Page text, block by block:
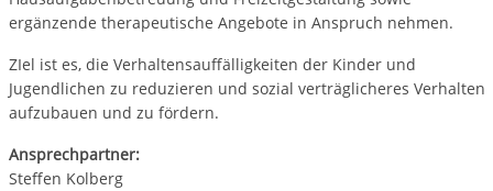
ergänzende therapeutische Angebote in Anspruch nehmen.
ZIel ist es, die Verhaltensauffälligkeiten der Kinder und
Jugendlichen zu reduzieren und sozial verträglicheres Verhalten
aufzubauen und zu fördern.
Ansprechpartner:
Steffen Kolberg